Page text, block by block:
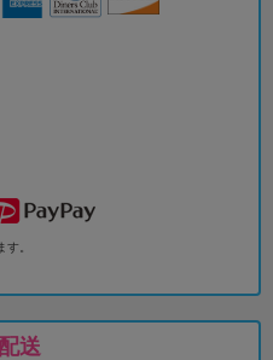
。
配送